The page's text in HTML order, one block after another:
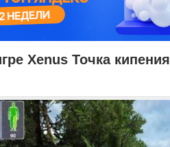
Xenus Точка кипения